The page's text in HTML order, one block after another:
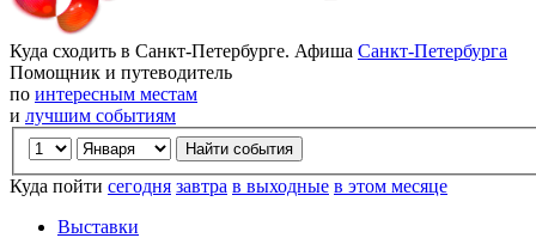
Куда сходить в Санкт-Петербурге. Афиша Санкт-Петербурга
Помощник и путеводитель
по интересным местам
и лучшим событиям
Куда пойти сегодня завтра в выходные в этом месяце
Выставки